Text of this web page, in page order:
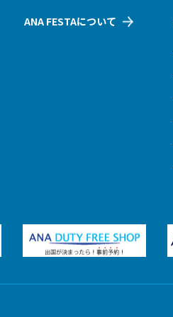
ANA FESTAについて